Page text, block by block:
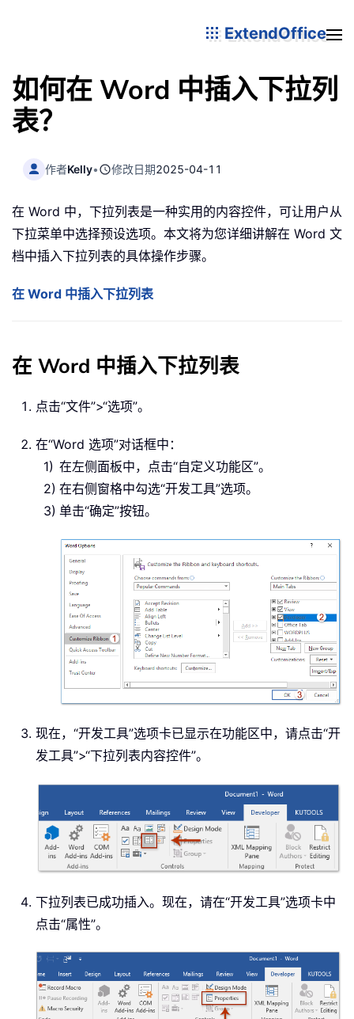
ExtendOffice
如何在 Word 中插入下拉列
表？
作者Kelly• 修改日期2025-04-11
在 Word 中，下拉列表是一种实用的内容控件，可让用户从
下拉菜单中选择预设选项。本文将为您详细讲解在 Word 文
档中插入下拉列表的具体操作步骤。
在 Word 中插入下拉列表
在 Word 中插入下拉列表
点击“文件”>“选项”。
在“Word 选项”对话框中：
在左侧面板中，点击“自定义功能区”。
在右侧窗格中勾选“开发工具”选项。
单击“确定”按钮。
现在，“开发工具”选项卡已显示在功能区中，请点击“开
发工具”>“下拉列表内容控件”。
下拉列表已成功插入。现在，请在“开发工具”选项卡中
点击“属性”。